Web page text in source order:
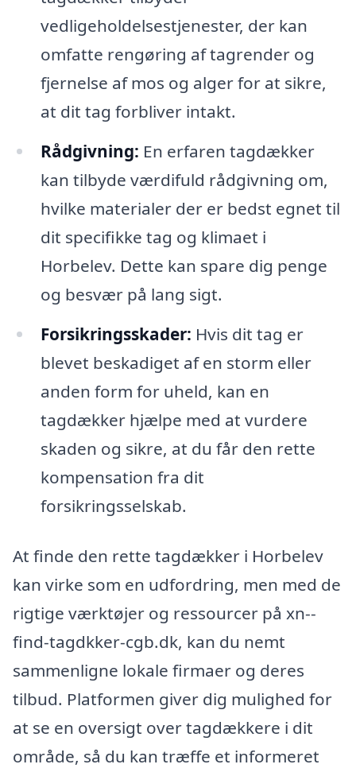
vedligeholdelsestjenester, der kan
omfatte rengøring af tagrender og
fjernelse af mos og alger for at sikre,
at dit tag forbliver intakt.
Rådgivning: En erfaren tagdækker
kan tilbyde værdifuld rådgivning om,
hvilke materialer der er bedst egnet til
dit specifikke tag og klimaet i
Horbelev. Dette kan spare dig penge
og besvær på lang sigt.
Forsikringsskader: Hvis dit tag er
blevet beskadiget af en storm eller
anden form for uheld, kan en
tagdækker hjælpe med at vurdere
skaden og sikre, at du får den rette
kompensation fra dit
forsikringsselskab.
At finde den rette tagdækker i Horbelev
kan virke som en udfordring, men med de
rigtige værktøjer og ressourcer på xn--
find-tagdkker-cgb.dk, kan du nemt
sammenligne lokale firmaer og deres
tilbud. Platformen giver dig mulighed for
at se en oversigt over tagdækkere i dit
område, så du kan træffe et informeret